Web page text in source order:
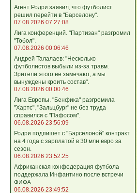
Агент Родри заявил, что футболист
решил перейти в "Барселону".
07.08.2026 07:27:08
Лига кoнференций. "Партизан" разгромил
"Тобол".
07.08.2026 00:06:46
Андрей Талалаев: "Несколько
футболистов выбыли из-за травм.
Зрители этого не замечают, а мы
вынуждены кроить состав".
07.08.2026 00:00:46
Лига Европы. "Бенфика" разгромила
"Хартс", "Зальцбург" не без труда
справился с "Пафосом".
06.08.2026 23:56:09
Родри подпишет с "Барселоной" контракт
на 4 года с зарплатой в 30 млн евро за
сезон.
06.08.2026 23:52:25
Африканская конфедерация футбола
поддержала Инфантино после встречи
ФИФА.
06.08.2026 23:49:52